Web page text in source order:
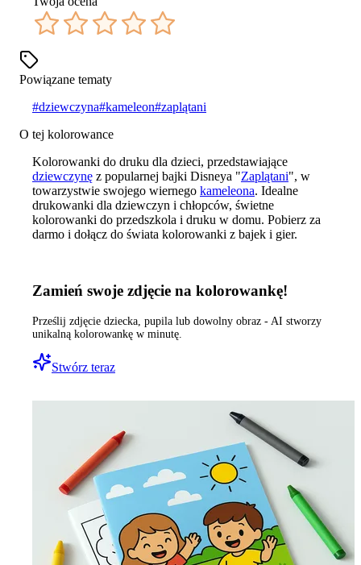
Powiązane tematy
#dziewczyna#kameleon#zaplątani
O tej kolorowance
Kolorowanki do druku dla dzieci, przedstawiające
dziewczynę z popularnej bajki Disneya "Zaplątani", w
towarzystwie swojego wiernego kameleona. Idealne
drukowanki dla dziewczyn i chłopców, świetne
kolorowanki do przedszkola i druku w domu. Pobierz za
darmo i dołącz do świata kolorowanki z bajek i gier.
Zamień swoje zdjęcie na kolorowankę!
Prześlij zdjęcie dziecka, pupila lub dowolny obraz - AI stworzy
unikalną kolorowankę w minutę.
Stwórz teraz